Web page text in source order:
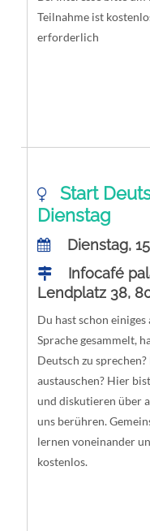
Teilnahme ist
erforderlich
Start
Dienstag
Dienstag,
Infocafé
Lendplatz 38,
Du hast schon
Sprache gesammelt,
Deutsch zu
austauschen? Hier
und diskutieren über
uns berühren.
lernen voneinander
kostenlos.